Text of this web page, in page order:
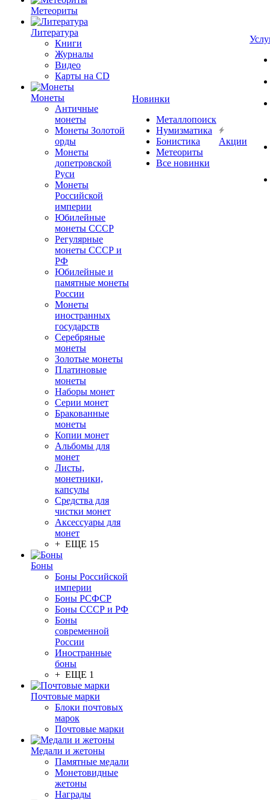
Метеориты
Литература
Книги
Журналы
Видео
Карты на CD
Монеты
Античные
монеты
Монеты Золотой
орды
Монеты
допетровской
Руси
Монеты
Российской
империи
Юбилейные
монеты СССР
Регулярные
монеты СССР и
РФ
Юбилейные и
памятные монеты
России
Монеты
иностранных
государств
Серебряные
монеты
Золотые монеты
Платиновые
монеты
Наборы монет
Серии монет
Бракованные
монеты
Копии монет
Альбомы для
монет
Листы,
монетники,
капсулы
Средства для
чистки монет
Аксессуары для
монет
+ ЕЩЕ 15
Боны
Боны Российской
империи
Боны РСФСР
Боны СССР и РФ
Боны
современной
России
Иностранные
боны
+ ЕЩЕ 1
Почтовые марки
Блоки почтовых
марок
Почтовые марки
Медали и жетоны
Памятные медали
Монетовидные
жетоны
Награды
Новинки
Металлопоиск
Нумизматика
Бонистика
Метеориты
Все новинки
Акции